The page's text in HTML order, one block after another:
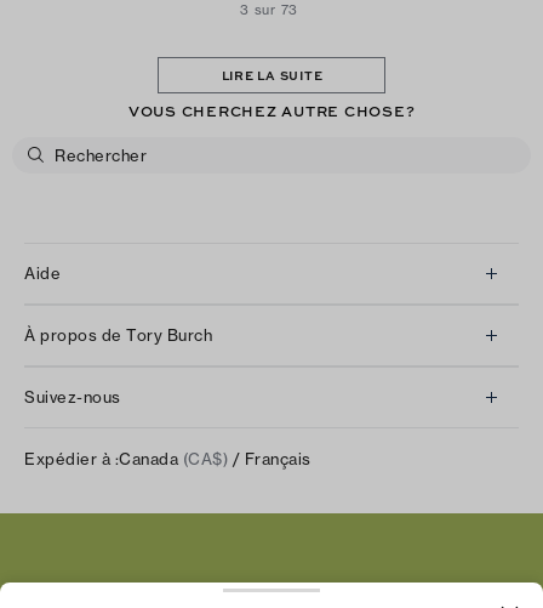
3 sur 73
LIRE LA SUITE
VOUS CHERCHEZ AUTRE CHOSE?
Aide
Retours et échanges
Expédition et livraison
À propos de Tory Burch
Carrières
Suivez-nous
Facebook
Pinterest
Expédier à :Canada (CA$) / Français